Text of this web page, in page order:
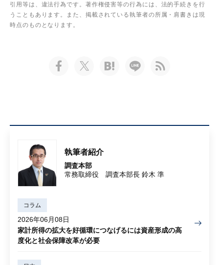
引用等は、違法行為です。著作権侵害等の行為には、法的手続きを行
うこともあります。また、掲載されている執筆者の所属・肩書きは現
時点のものとなります。
執筆者紹介
調査本部
常務取締役 調査本部長 鈴木 準
コラム
2026年06月08日
家計所得の拡大を好循環につなげるには資産形成の高
度化と社会保障改革が必要